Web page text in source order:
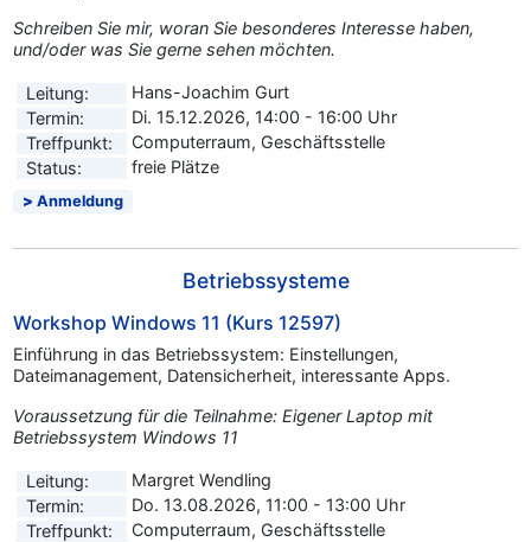
Schreiben Sie mir, woran Sie besonderes Interesse haben,
und/oder was Sie gerne sehen möchten.
Leitung:
Hans-Joachim Gurt
Termin:
Di. 15.12.2026, 14:00 - 16:00 Uhr
Treffpunkt:
Computerraum, Geschäftsstelle
Status:
freie Plätze
Anmeldung
Betriebssysteme
Workshop Windows 11 (Kurs 12597)
Einführung in das Betriebssystem: Einstellungen,
Dateimanagement, Datensicherheit, interessante Apps.
Voraussetzung für die Teilnahme: Eigener Laptop mit
Betriebssystem Windows 11
Leitung:
Margret Wendling
Termin:
Do. 13.08.2026, 11:00 - 13:00 Uhr
Treffpunkt:
Computerraum, Geschäftsstelle